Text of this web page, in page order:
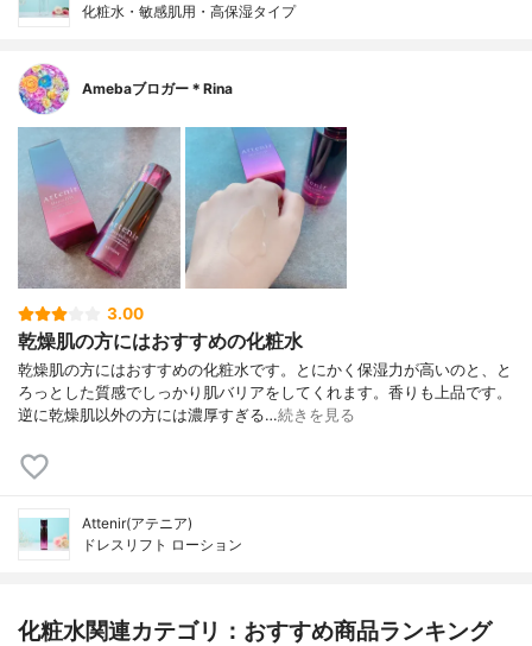
化粧水・敏感肌用・高保湿タイプ
Amebaブロガー＊Rina
3.00
乾燥肌の方にはおすすめの化粧水
乾燥肌の方にはおすすめの化粧水です。とにかく保湿力が高いのと、と
ろっとした質感でしっかり肌バリアをしてくれます。香りも上品です。
逆に乾燥肌以外の方には濃厚すぎる…続きを見る
Attenir(アテニア)
ドレスリフト ローション
化粧水関連カテゴリ：おすすめ商品ランキング